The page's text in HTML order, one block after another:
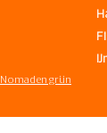
Nomaden grün